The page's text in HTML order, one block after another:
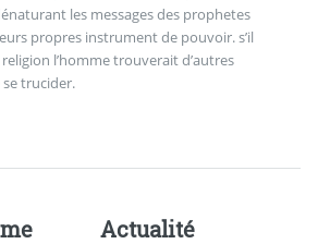
les messages des prophetes
propres instrument de pouvoir. s’il
religion l’homme trouverait d’autres
trucider.
Actualité